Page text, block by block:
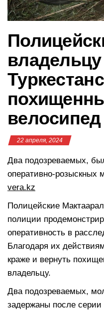
велосипед
22 апреля, 2024
Два подозреваемых,
оперативно-розыскных
vera.kz
Полицейские
полиции
оперативность в
Благодаря их
краже и вернуть
владельцу.
Два подозреваемых,
задержаны после серии